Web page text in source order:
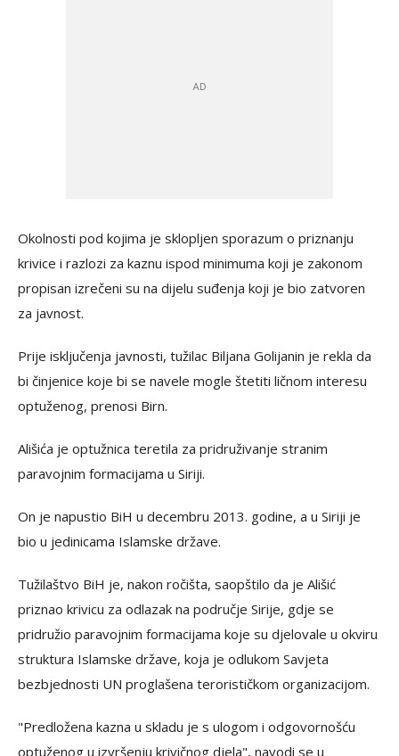
Okolnosti pod kojima je sklopljen sporazum o priznanju
krivice i razlozi za kaznu ispod minimuma koji je zakonom
propisan izrečeni su na dijelu suđenja koji je bio zatvoren
za javnost.
Prije isključenja javnosti, tužilac Biljana Golijanin je rekla da
bi činjenice koje bi se navele mogle štetiti ličnom interesu
optuženog, prenosi Birn.
Ališića je optužnica teretila za pridruživanje stranim
paravojnim formacijama u Siriji.
On je napustio BiH u decembru 2013. godine, a u Siriji je
bio u jedinicama Islamske države.
Tužilaštvo BiH je, nakon ročišta, saopštilo da je Ališić
priznao krivicu za odlazak na područje Sirije, gdje se
pridružio paravojnim formacijama koje su djelovale u okviru
struktura Islamske države, koja je odlukom Savjeta
bezbjednosti UN proglašena terorističkom organizacijom.
"Predložena kazna u skladu je s ulogom i odgovornošću
optuženog u izvršenju krivičnog djela", navodi se u